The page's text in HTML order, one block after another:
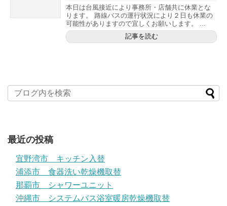
本日は台風接近により事務所・店舗共に休業とな
ります。 路線バスの運行状況により２日も休業の
可能性がありますので宜しくお願いします。 ...
記事を読む
最近の投稿
宜野湾市 キッチン入替
浦添市 食器洗い乾燥機取替
那覇市 シャワーユニット
沖縄市 システムバス浴室暖房乾燥機取替